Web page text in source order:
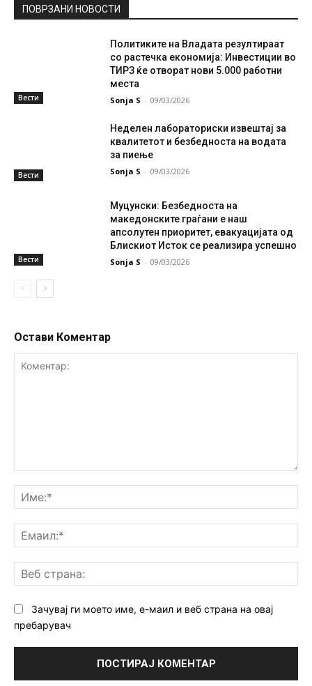
ПОВРЗАНИ НОВОСТИ
Вести
Политиките на Владата резултираат
со растечка економија: Инвестиции во
ТИРЗ ќе отворат нови 5.000 работни
места
Sonja S - 09/03/2026
Вести
Неделен лабораториски извештај за
квалитетот и безбедноста на водата
за пиење
Sonja S - 09/03/2026
Вести
Муцунски: Безбедноста на
македонските граѓани е наш
апсолутен приоритет, евакуацијата од
Блискиот Исток се реализира успешно
Sonja S - 09/03/2026
Остави Коментар
Зачувај ги моето име, е-маил и веб страна на овај
пребарувач